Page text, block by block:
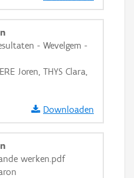
- Wevelgem -
Joren, THYS Clara,
Downloaden
werken.pdf